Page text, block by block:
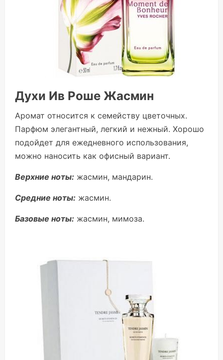
Духи Ив Роше Жасмин
Аромат относится к семейству цветочных.
Парфюм элегантный, легкий и нежный. Хорошо
подойдет для ежедневного использования,
можно наносить как офисный вариант.
Верхние ноты: жасмин, мандарин.
Средние ноты: жасмин.
Базовые ноты: жасмин, мимоза.